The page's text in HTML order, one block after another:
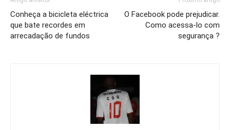
Conheça a bicicleta eléctrica
que bate recordes em
arrecadação de fundos
O Facebook pode prejudicar.
Como acessa-lo com
segurança ?